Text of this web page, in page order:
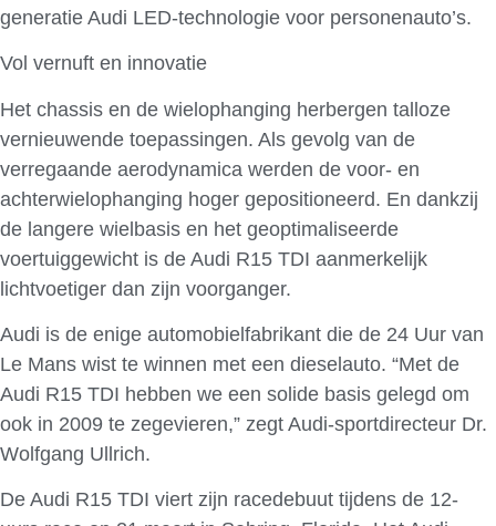
generatie Audi LED-technologie voor personenauto’s.
Vol vernuft en innovatie
Het chassis en de wielophanging herbergen talloze
vernieuwende toepassingen. Als gevolg van de
verregaande aerodynamica werden de voor- en
achterwielophanging hoger gepositioneerd. En dankzij
de langere wielbasis en het geoptimaliseerde
voertuiggewicht is de Audi R15 TDI aanmerkelijk
lichtvoetiger dan zijn voorganger.
Audi is de enige automobielfabrikant die de 24 Uur van
Le Mans wist te winnen met een dieselauto. “Met de
Audi R15 TDI hebben we een solide basis gelegd om
ook in 2009 te zegevieren,” zegt Audi-sportdirecteur Dr.
Wolfgang Ullrich.
De Audi R15 TDI viert zijn racedebuut tijdens de 12-